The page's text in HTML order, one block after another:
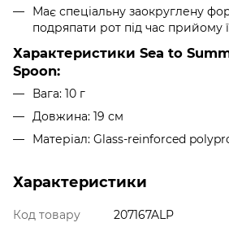
Має спеціальну заокруглену
подряпати рот під час прийому
Характеристики Sea to
Spoon:
Вага: 10 г
Довжина: 19 см
Матеріал: Glass-reinforced
Характеристики
Код товару
207167ALP